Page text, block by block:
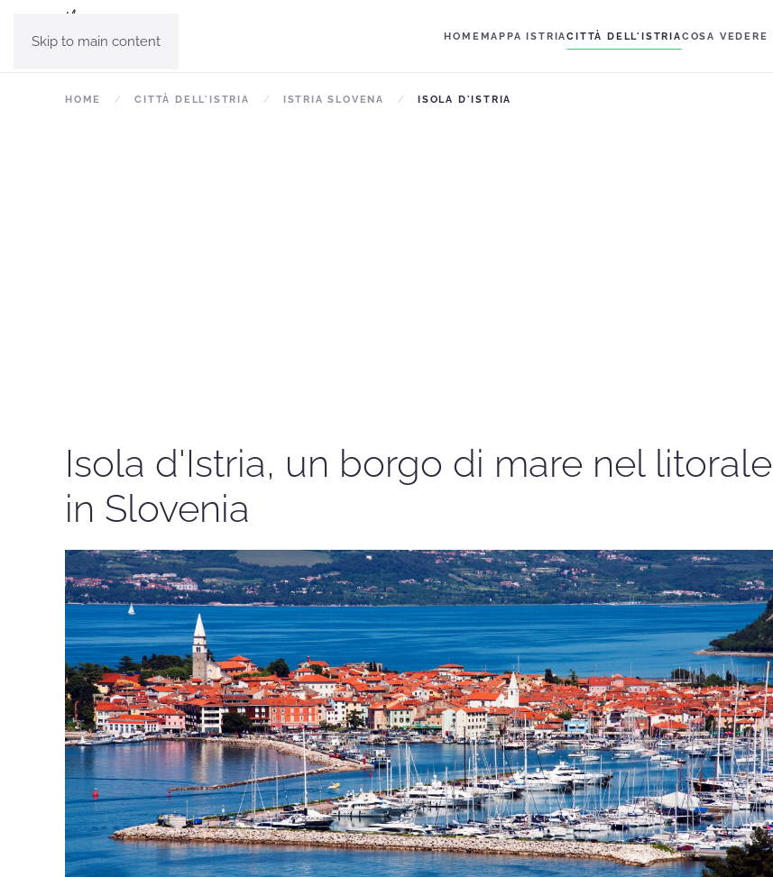
Skip to main content HOMEMAPPA ISTRIACITTÀ DELL'ISTRIACOSA VEDERE
HOME CITTÀ DELL'ISTRIA ISTRIA SLOVENA ISOLA D'ISTRIA
Isola d'Istria, un borgo di mare nel litorale
in Slovenia